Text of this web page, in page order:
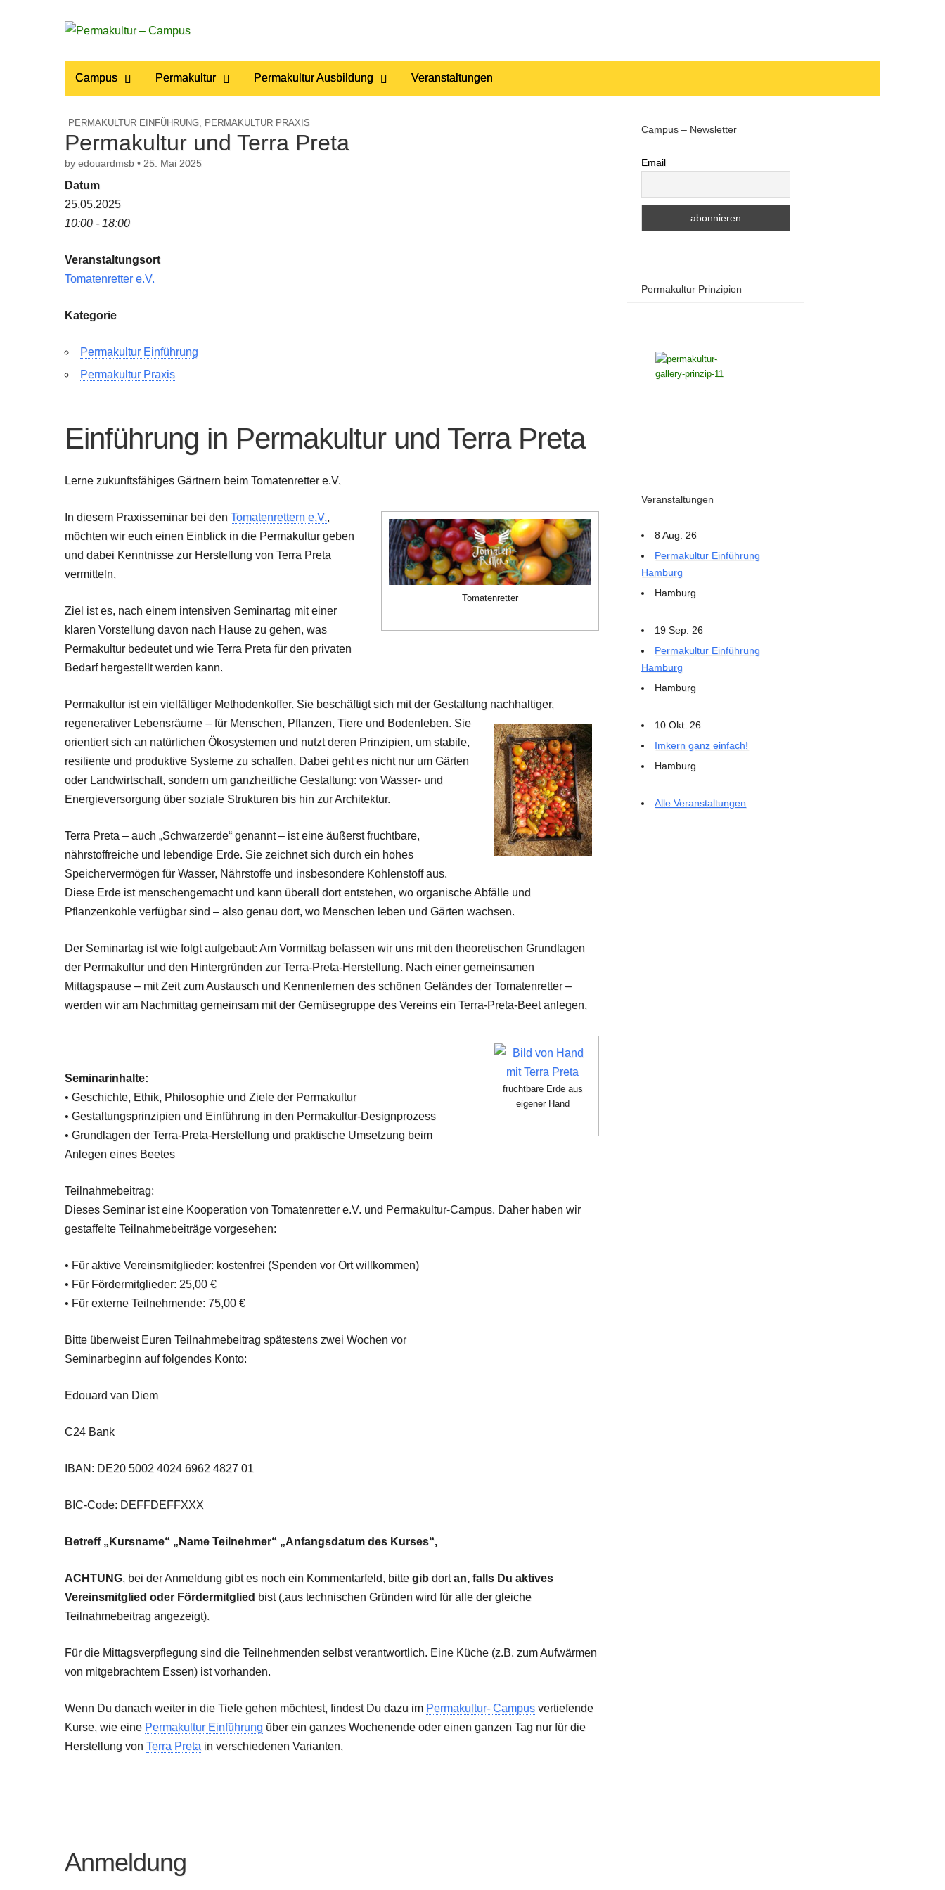
Permakultur
– Campus
Main
menu
Campus Permakultur Permakultur Ausbildung Veranstaltungen
PERMAKULTUR EINFÜHRUNG, PERMAKULTUR PRAXIS
Permakultur und Terra Preta
by edouardmsb • 25. Mai 2025
Datum
25.05.2025
10:00 - 18:00
Veranstaltungsort
Tomatenretter e.V.
Kategorie
Permakultur Einführung
Permakultur Praxis
Einführung in Permakultur und Terra Preta
Lerne zukunftsfähiges Gärtnern beim Tomatenretter e.V.
Tomatenretter
In diesem Praxisseminar bei den Tomatenrettern e.V.,
möchten wir euch einen Einblick in die Permakultur geben
und dabei Kenntnisse zur Herstellung von Terra Preta
vermitteln.
Ziel ist es, nach einem intensiven Seminartag mit einer
klaren Vorstellung davon nach Hause zu gehen, was
Permakultur bedeutet und wie Terra Preta für den privaten
Bedarf hergestellt werden kann.
Permakultur ist ein vielfältiger Methodenkoffer. Sie beschäftigt sich mit der Gestaltung nachhaltiger,
regenerativer Lebensräume – für Menschen, Pflanzen, Tiere und Bodenleben. Sie
orientiert sich an natürlichen Ökosystemen und nutzt deren Prinzipien, um stabile,
resiliente und produktive Systeme zu schaffen. Dabei geht es nicht nur um Gärten
oder Landwirtschaft, sondern um ganzheitliche Gestaltung: von Wasser- und
Energieversorgung über soziale Strukturen bis hin zur Architektur.
Terra Preta – auch „Schwarzerde“ genannt – ist eine äußerst fruchtbare,
nährstoffreiche und lebendige Erde. Sie zeichnet sich durch ein hohes
Speichervermögen für Wasser, Nährstoffe und insbesondere Kohlenstoff aus.
Diese Erde ist menschengemacht und kann überall dort entstehen, wo organische Abfälle und
Pflanzenkohle verfügbar sind – also genau dort, wo Menschen leben und Gärten wachsen.
Der Seminartag ist wie folgt aufgebaut: Am Vormittag befassen wir uns mit den theoretischen Grundlagen
der Permakultur und den Hintergründen zur Terra-Preta-Herstellung. Nach einer gemeinsamen
Mittagspause – mit Zeit zum Austausch und Kennenlernen des schönen Geländes der Tomatenretter –
werden wir am Nachmittag gemeinsam mit der Gemüsegruppe des Vereins ein Terra-Preta-Beet anlegen.
fruchtbare Erde aus
eigener Hand
Seminarinhalte:
• Geschichte, Ethik, Philosophie und Ziele der Permakultur
• Gestaltungsprinzipien und Einführung in den Permakultur-Designprozess
• Grundlagen der Terra-Preta-Herstellung und praktische Umsetzung beim
Anlegen eines Beetes
Teilnahmebeitrag:
Dieses Seminar ist eine Kooperation von Tomatenretter e.V. und Permakultur-Campus. Daher haben wir
gestaffelte Teilnahmebeiträge vorgesehen:
• Für aktive Vereinsmitglieder: kostenfrei (Spenden vor Ort willkommen)
• Für Fördermitglieder: 25,00 €
• Für externe Teilnehmende: 75,00 €
Bitte überweist Euren Teilnahmebeitrag spätestens zwei Wochen vor
Seminarbeginn auf folgendes Konto:
Edouard van Diem
C24 Bank
IBAN: DE20 5002 4024 6962 4827 01
BIC-Code: DEFFDEFFXXX
Betreff „Kursname“ „Name Teilnehmer“ „Anfangsdatum des Kurses“,
ACHTUNG, bei der Anmeldung gibt es noch ein Kommentarfeld, bitte gib dortan, falls Du aktives
Vereinsmitglied oder Fördermitglied bist (,aus technischen Gründen wird für alle der gleiche
Teilnahmebeitrag angezeigt).
Für die Mittagsverpflegung sind die Teilnehmenden selbst verantwortlich. Eine Küche (z.B. zum Aufwärmen
von mitgebrachtem Essen) ist vorhanden.
Wenn Du danach weiter in die Tiefe gehen möchtest, findest Du dazu im Permakultur- Campus vertiefende
Kurse, wie eine Permakultur Einführung über ein ganzes Wochenende oder einen ganzen Tag nur für die
Herstellung von Terra Preta in verschiedenen Varianten.
Anmeldung
Campus – Newsletter
Email
Permakultur Prinzipien
Veranstaltungen
8 Aug. 26
Permakultur Einführung
Hamburg
Hamburg
19 Sep. 26
Permakultur Einführung
Hamburg
Hamburg
10 Okt. 26
Imkern ganz einfach!
Hamburg
Alle Veranstaltungen